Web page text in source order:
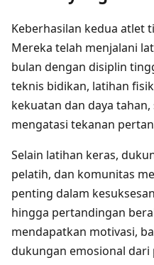
Keberhasilan kedua atlet
Mereka telah menjalani
bulan dengan disiplin
teknis bidikan, latihan
kekuatan dan daya
mengatasi tekanan
Selain latihan keras,
pelatih, dan komunitas
penting dalam
hingga pertandingan
mendapatkan motivasi,
dukungan emosional